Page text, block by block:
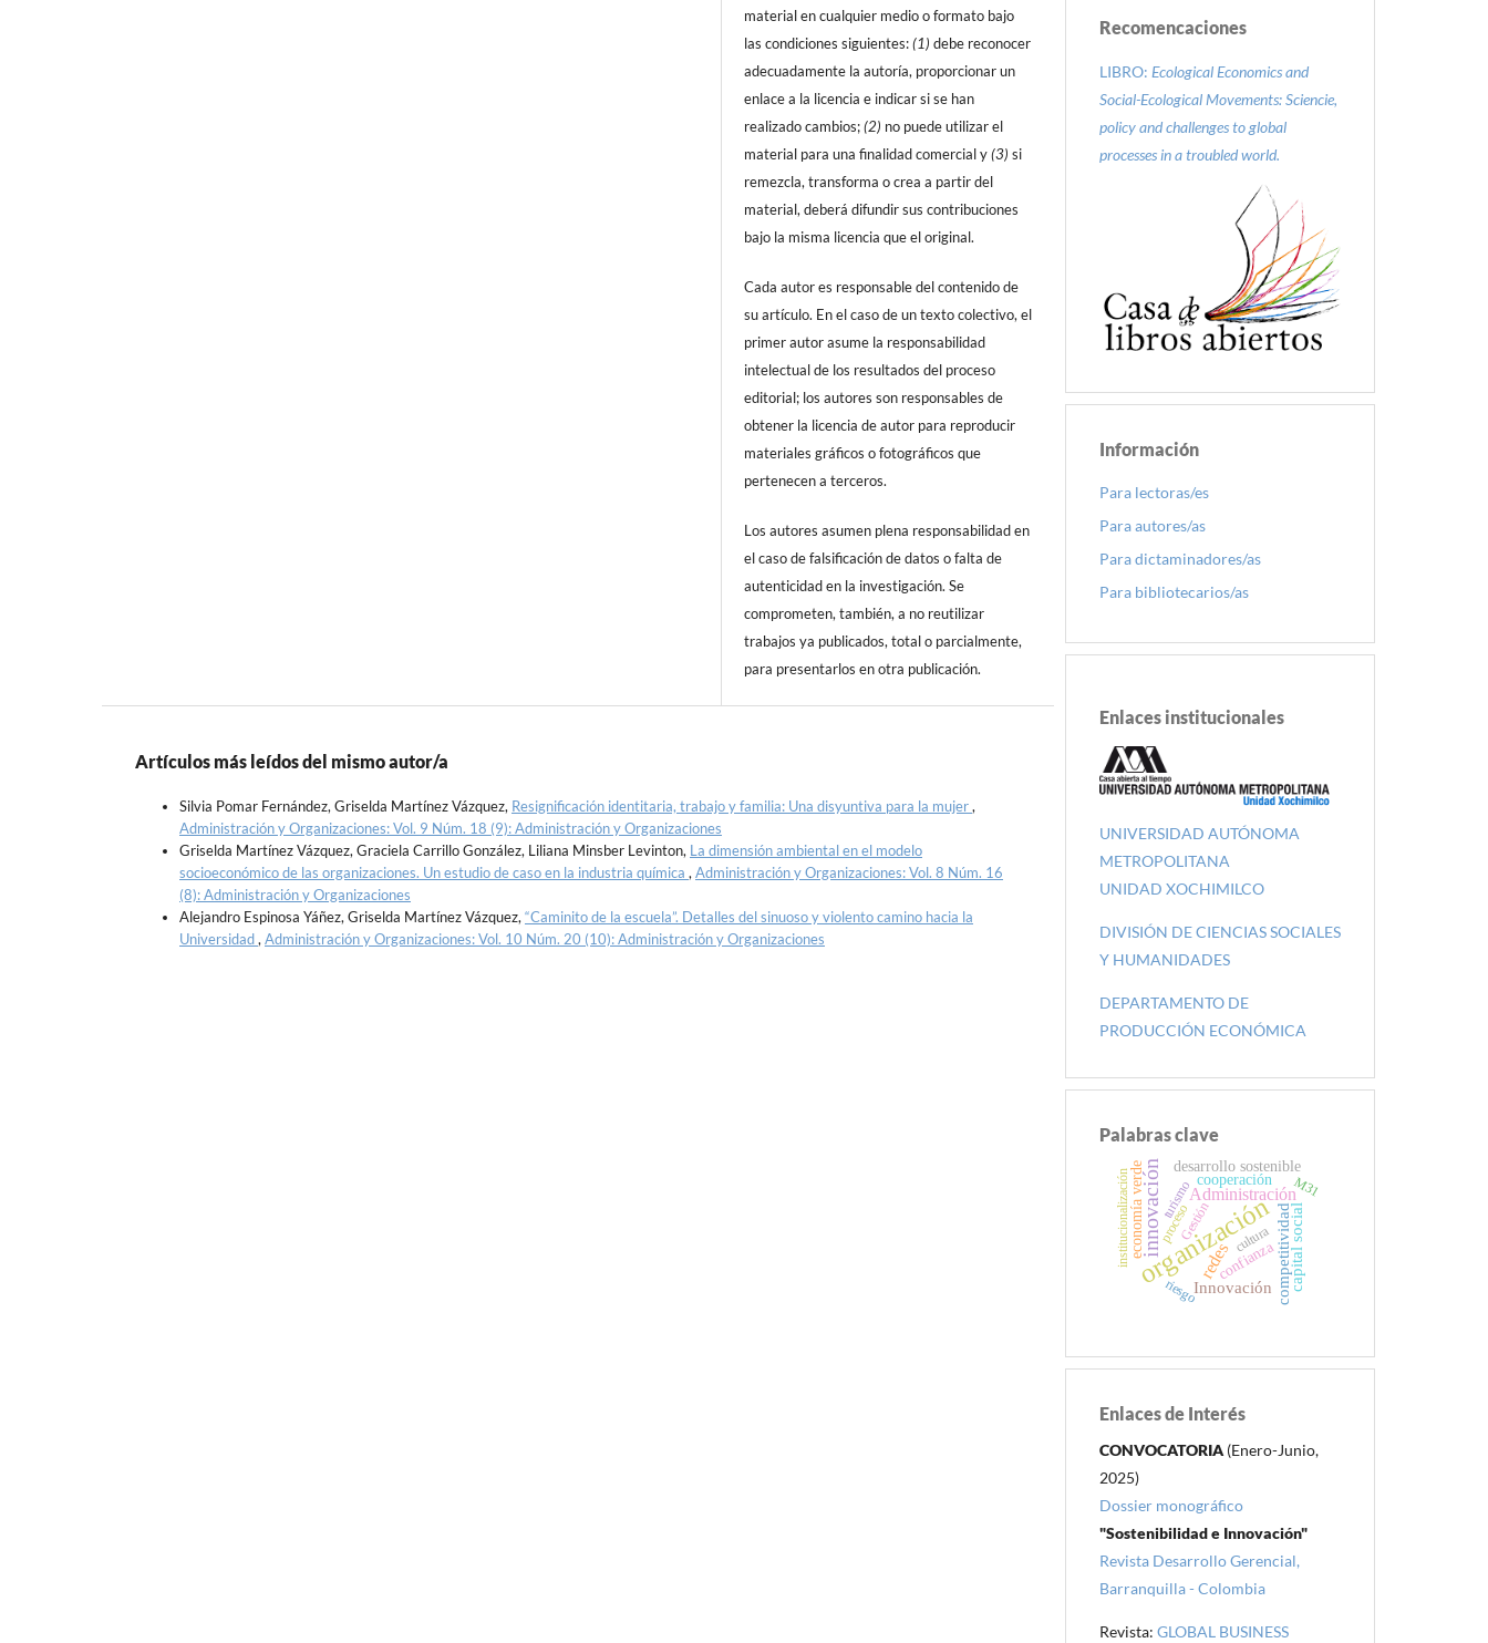
material en cualquier medio o formato bajo
las condiciones siguientes:(1) debe reconocer
adecuadamente la autoría, proporcionar un
enlace a la licencia e indicar si se han
realizado cambios;(2) no puede utilizar el
material para una finalidad comercial y(3) si
remezcla, transforma o crea a partir del
material, deberá difundir sus contribuciones
bajo la misma licencia que el original.
Cada autor es responsable del contenido de
su artículo. En el caso de un texto colectivo, el
primer autor asume la responsabilidad
intelectual de los resultados del proceso
editorial; los autores son responsables de
obtener la licencia de autor para reproducir
materiales gráficos o fotográficos que
pertenecen a terceros.
Los autores asumen plena responsabilidad en
el caso de falsificación de datos o falta de
autenticidad en la investigación. Se
comprometen, también, a no reutilizar
trabajos ya publicados, total o parcialmente,
para presentarlos en otra publicación.
Artículos más leídos del mismo autor/a
Silvia Pomar Fernández, Griselda Martínez Vázquez, Resignificación identitaria, trabajo y familia: Una disyuntiva para la mujer,
Administración y Organizaciones: Vol. 9 Núm. 18 (9): Administración y Organizaciones
Griselda Martínez Vázquez, Graciela Carrillo González, Liliana Minsber Levinton, La dimensión ambiental en el modelo
socioeconómico de las organizaciones. Un estudio de caso en la industria química ,Administración y Organizaciones: Vol. 8 Núm. 16
(8): Administración y Organizaciones
Alejandro Espinosa Yáñez, Griselda Martínez Vázquez,“Caminito de la escuela”. Detalles del sinuoso y violento camino hacia la
Universidad,Administración y Organizaciones: Vol. 10 Núm. 20 (10): Administración y Organizaciones
Recomencaciones
LIBRO: Ecological Economics and
Social-Ecological Movements: Sciencie,
policy and challenges to global
processes in a troubled world.
Información
Para lectoras/es
Para autores/as
Para dictaminadores/as
Para bibliotecarios/as
Enlaces institucionales
UNIVERSIDAD AUTÓNOMA
METROPOLITANA
UNIDAD XOCHIMILCO
DIVISIÓN DE CIENCIAS SOCIALES
Y HUMANIDADES
DEPARTAMENTO DE
PRODUCCIÓN ECONÓMICA
Palabras clave
organización
innovación
redes
Administración
competitividad
Innovación capital social
cooperación
desarrollo sostenible
confianza
economía verde procesoGestión
M31
institucionalización
riesgo
cultura
turismo
Enlaces de Interés
CONVOCATORIA (Enero-Junio,
2025)
Dossier monográfico
"Sostenibilidad e Innovación"
Revista Desarrollo Gerencial,
Barranquilla - Colombia
Revista: GLOBAL BUSINESS